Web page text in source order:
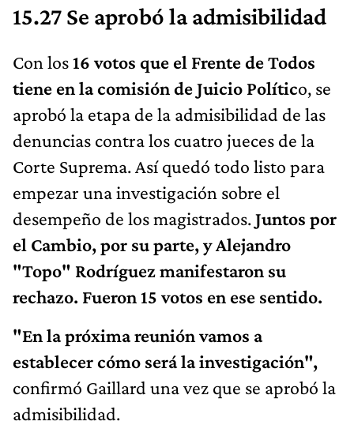
15.27 Se aprobó la admisibilidad
Con los16 votos que el Frente de Todos
tiene en la comisión de Juicio Político, se
aprobó la etapa de la admisibilidad de las
denuncias contra los cuatro jueces de la
Corte Suprema. Así quedó todo listo para
empezar una investigación sobre el
desempeño de los magistrados.Juntos por
el Cambio, por su parte, y Alejandro
"Topo" Rodríguez manifestaron su
rechazo. Fueron 15 votos en ese sentido.
"En la próxima reunión vamos a
establecer cómo será la investigación",
confirmó Gaillard una vez que se aprobó la
admisibilidad.